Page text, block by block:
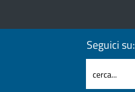
Seguici su: